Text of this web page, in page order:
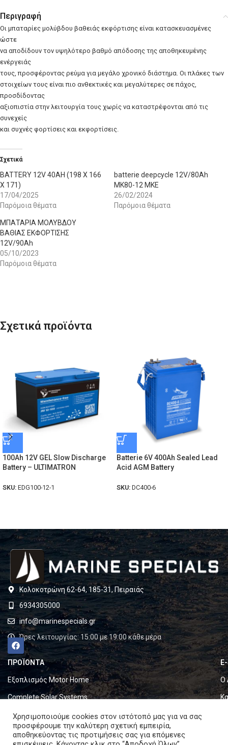
Περιγραφή
Οι μπαταρίες μολύβδου βαθειάς εκφόρτισης είναι κατασκευασμένες
ώστε
να αποδίδουν τον υψηλότερο βαθμό απόδοσης της αποθηκευμένης
ενέργειάς
τους, προσφέροντας ρεύμα για μεγάλο χρονικό διάστημα. Οι πλάκες των
στοιχείων τους είναι πιο ανθεκτικές και μεγαλύτερες σε πάχος,
προσδίδοντας
αξιοπιστία στην λειτουργία τους χωρίς να καταστρέφονται από τις
συνεχείς
και συχνές φορτίσεις και εκφορτίσεις.
Σχετικά
BATTERY 12V 40AH (198 X 166
X 171)
17/04/2025
Παρόμοια θέματα
batterie deepcycle 12V/80Ah
MK80-12 MKE
26/02/2024
Παρόμοια θέματα
ΜΠΑΤΑΡΙΑ ΜΟΛΥΒΔΟΥ
ΒΑΘΙΑΣ ΕΚΦΟΡΤΙΣΗΣ
12V/90Ah
05/10/2023
Παρόμοια θέματα
Σχετικά προϊόντα
100Ah 12V GEL Slow Discharge
Battery – ULTIMATRON
SKU: EDG100-12-1
Batterie 6V 400Ah Sealed Lead
Acid AGM Battery
SKU: DC400-6
Κολοκοτρώνη 62-64, 185-31, Πειραιάς
6934305000
info@marinespecials.gr
Ώρες λειτουργίας: 15:00 με 19:00 κάθε μέρα
ΠΡΟΪΟΝΤΑ
Εξοπλισμός Motor Home
Complete Solar Systems
Electric Systems
Batteries
Ο
Χρησιμοποιούμε cookies στον ιστότοπό μας για να σας
προσφέρουμε την καλύτερη σχετική εμπειρία,
αποθηκεύοντας τις προτιμήσεις σας για επόμενες